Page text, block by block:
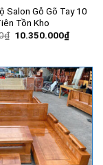
Salon Gỗ Gõ Tay 10
Tồn Kho
₫ Giá
10.350.000₫Giá
hiện